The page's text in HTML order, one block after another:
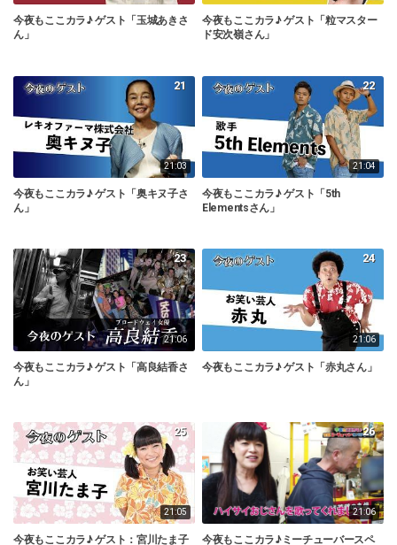
今夜もここカラ♪ ゲスト「玉城あきさ
ん」
今夜もここカラ♪ ゲスト「粒マスター
ド安次嶺さん」
21:03
21
今夜もここカラ♪ ゲスト「奥キヌ子さ
ん」
21:04
22
今夜もここカラ♪ ゲスト「5th
Elementsさん」
21:06
23
今夜もここカラ♪ ゲスト「高良結香さ
ん」
21:06
24
今夜もここカラ♪ ゲスト「赤丸さん」
21:05
25
今夜もここカラ♪ ゲスト：宮川たま子
21:06
26
今夜もここカラ♪ミーチューバースペ